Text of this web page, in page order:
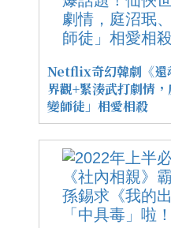
Netflix奇幻韓劇《還
界觀+緊湊武打劇情
變師徒」相愛相殺